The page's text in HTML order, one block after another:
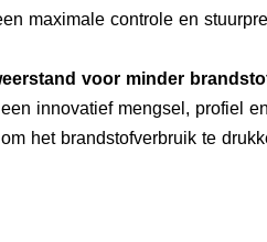
maximale controle en
voor minder
innovatief mengsel, profiel
het brandstofverbruik te